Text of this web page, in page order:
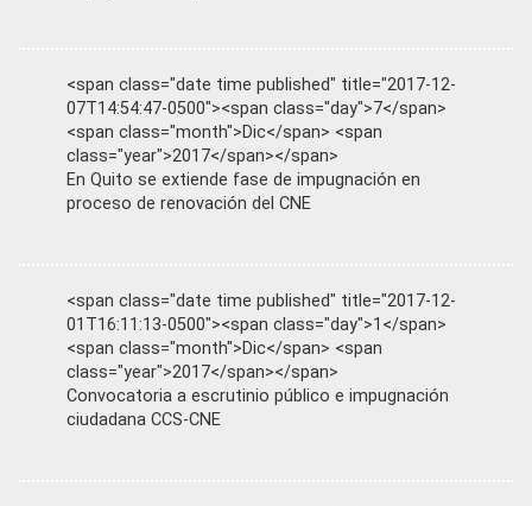
<span class="date time published" title="2017-12-
07T14:54:47-0500"><span class="day">7</span>
<span class="month">Dic</span> <span
class="year">2017</span></span>
En Quito se extiende fase de impugnación en
proceso de renovación del CNE
<span class="date time published" title="2017-12-
01T16:11:13-0500"><span class="day">1</span>
<span class="month">Dic</span> <span
class="year">2017</span></span>
Convocatoria a escrutinio público e impugnación
ciudadana CCS-CNE